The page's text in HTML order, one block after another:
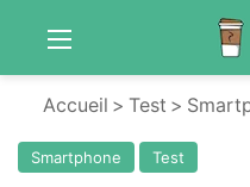
Menu
Accueil > Test >
Smartphone Test